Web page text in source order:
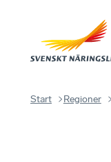
Start Regioner